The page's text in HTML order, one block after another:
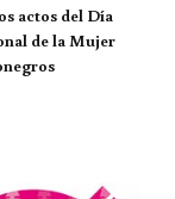
actos del Día
de la Mujer